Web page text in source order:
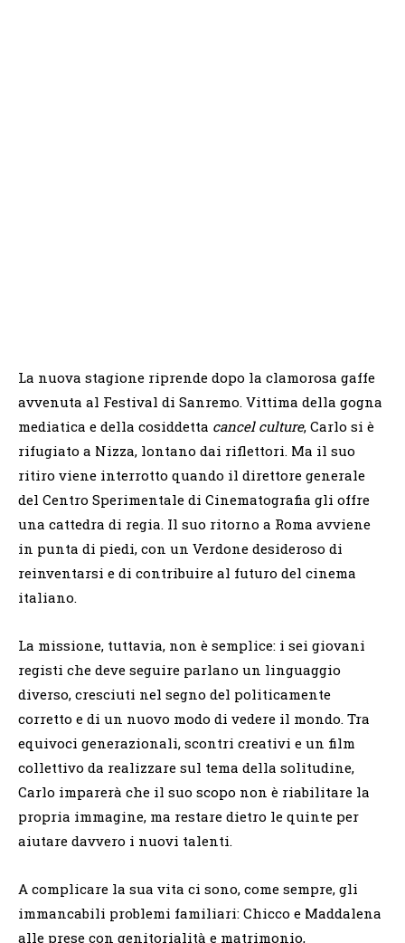
La nuova stagione riprende dopo la clamorosa gaffe
avvenuta al Festival di Sanremo. Vittima della gogna
mediatica e della cosiddetta cancel culture, Carlo si è
rifugiato a Nizza, lontano dai riflettori. Ma il suo
ritiro viene interrotto quando il direttore generale
del Centro Sperimentale di Cinematografia gli offre
una cattedra di regia. Il suo ritorno a Roma avviene
in punta di piedi, con un Verdone desideroso di
reinventarsi e di contribuire al futuro del cinema
italiano.
La missione, tuttavia, non è semplice: i sei giovani
registi che deve seguire parlano un linguaggio
diverso, cresciuti nel segno del politicamente
corretto e di un nuovo modo di vedere il mondo. Tra
equivoci generazionali, scontri creativi e un film
collettivo da realizzare sul tema della solitudine,
Carlo imparerà che il suo scopo non è riabilitare la
propria immagine, ma restare dietro le quinte per
aiutare davvero i nuovi talenti.
A complicare la sua vita ci sono, come sempre, gli
immancabili problemi familiari: Chicco e Maddalena
alle prese con genitorialità e matrimonio,